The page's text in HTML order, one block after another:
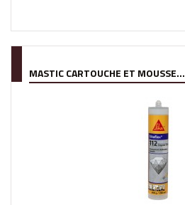
MASTIC CARTOUCHE ET MOUSSE...